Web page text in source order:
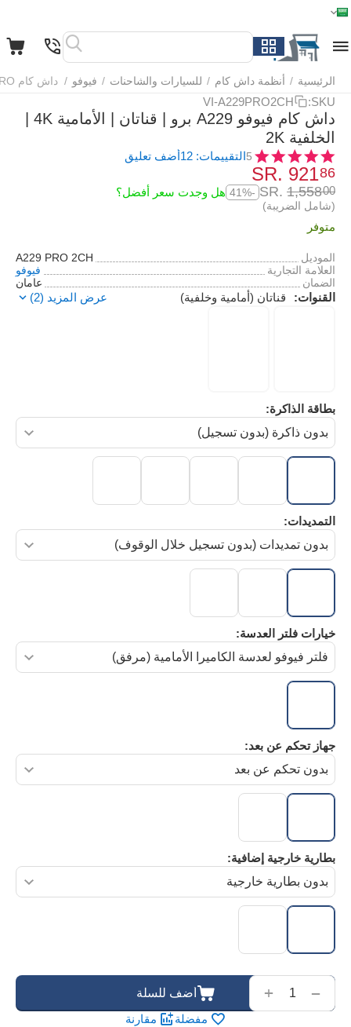
الرئيسية / أنظمة داش كام / للسيارات والشاحنات / فيوفو / داش كام Viofo A229 PRO قناتان
SKU:
VI-A229PRO2CH
داش كام فيوفو A229 برو | قناتان | الأمامية 4K |
الخلفية 2K
5التقييمات: 12 أضف تعليق
SR.‎921
SR.‎1,558
-41% هل وجدت سعر أفضل؟
(شامل الضريبة)
متوفر
الموديل
A229 PRO 2CH
العلامة التجارية
فيوفو
الضمان
عامان
القنوات: قناتان (أمامية وخلفية) عرض المزيد (2)
بطاقة الذاكرة:
التمديدات:
خيارات فلتر العدسة:
جهاز تحكم عن بعد:
بطارية خارجية إضافية:
أضف للسلة
مفضلة
مقارنة
الرئيسية القائمة بحث السلة قائمة المفضلة